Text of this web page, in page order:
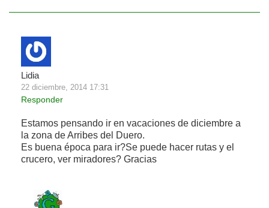
Lidia
22 diciembre, 2014 17:31
Responder
Estamos pensando ir en vacaciones de diciembre a
la zona de Arribes del Duero.
Es buena época para ir?Se puede hacer rutas y el
crucero, ver miradores? Gracias